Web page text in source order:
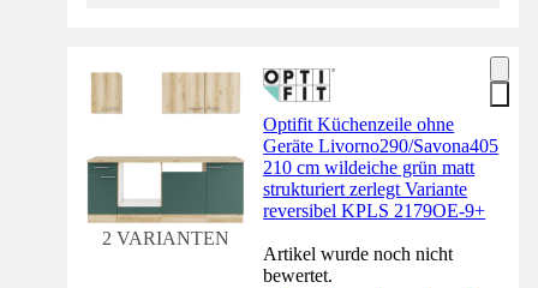
2 VARIANTEN
Optifit Küchenzeile ohne
Geräte Livorno290/Savona405
210 cm wildeiche grün matt
strukturiert zerlegt Variante
reversibel KPLS 2179OE-9+
Artikel wurde noch nicht
bewertet.